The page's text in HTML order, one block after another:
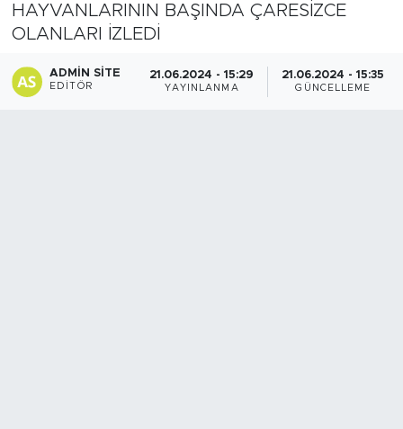
HAYVANLARININ BAŞINDA ÇARESİZCE
OLANLARI İZLEDİ
ADMIN SITE
EDITÖR
21.06.2024 - 15:29
YAYINLANMA
21.06.2024 - 15:35
GÜNCELLEME
Siyaset
Spor